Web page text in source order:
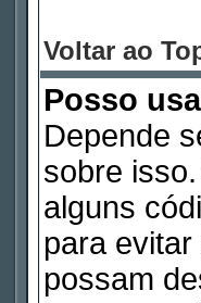
Voltar ao
Posso
Depende
sobre
alguns
para
possam